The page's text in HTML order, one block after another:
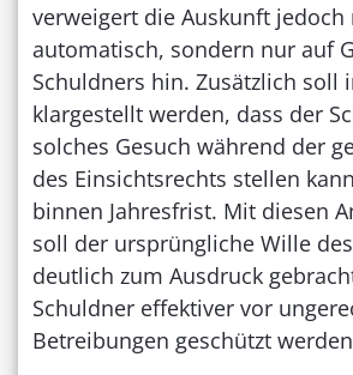
verweigert die Auskunft jedoch
automatisch, sondern nur auf
Schuldners hin. Zusätzlich soll
klargestellt werden, dass der
solches Gesuch während der
des Einsichtsrechts stellen
binnen Jahresfrist. Mit diesen
soll der ursprüngliche Wille
deutlich zum Ausdruck
Schuldner effektiver vor
Betreibungen geschützt